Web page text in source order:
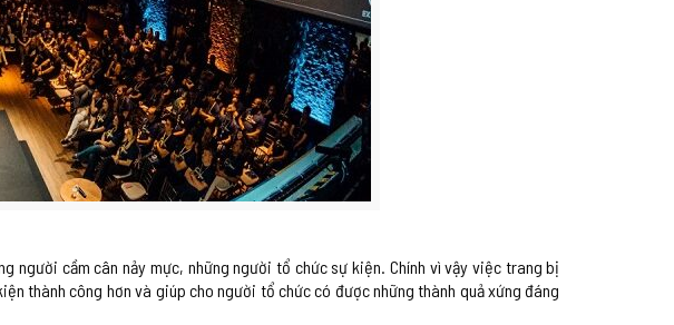
cầm cân nảy mực, những người tổ chức sự kiện. Chính vì vậy việc trang bị
thành công hơn và giúp cho người tổ chức có được những thành quả xứng đáng